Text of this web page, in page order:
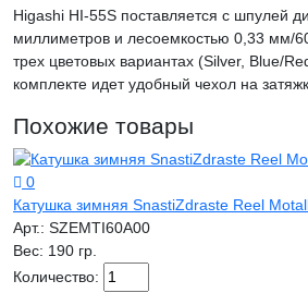
Higashi HI-55S поставляется с шпулей
миллиметров и лесоемкостью 0,33 мм/
трех цветовых вариантах (Silver, Blue/
комплекте идет удобный чехол на
Похожие товары
0
Катушка зимняя SnastiZdraste Reel
Арт.: SZEMTI60A00
Вес: 190 гр.
Количество: